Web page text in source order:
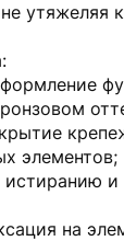
утяжеляя
элементов;
истиранию и
на